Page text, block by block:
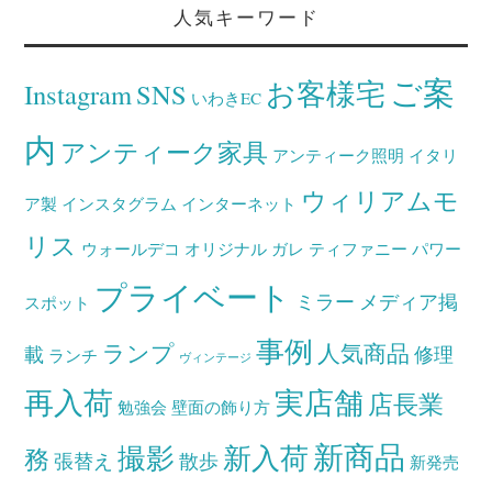
人気キーワード
InstagramSNS いわきEC お客様宅 ご案
内 アンティーク家具 アンティーク照明 イタリ
ア製 インスタグラム インターネット ウィリアムモ
リス ウォールデコ オリジナル ガレ ティファニー パワー
スポット プライベート ミラー メディア掲
載 ランチ ランプ ヴィンテージ 事例 人気商品 修理
再入荷 勉強会 壁面の飾り方 実店舗 店長業
務 張替え 撮影 散歩 新入荷新商品 新発売